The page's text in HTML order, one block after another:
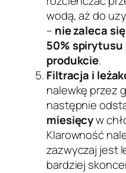
wodą, aż do
– nie zaleca
50% spirytusu
produkcie.
Filtracja i
nalewkę przez
następnie
miesięcyw
Klarowność
zazwyczaj jest
bardziej